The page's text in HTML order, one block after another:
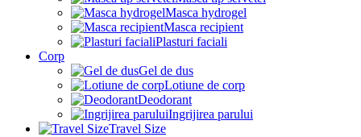
Masca hydrogel
Masca recipient
Plasturi faciali
Corp
Gel de dus
Lotiune de corp
Deodorant
Ingrijirea parului
Travel Size